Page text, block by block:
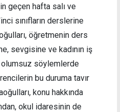
geçen hafta salı ve
sınıfların derslerine
öğretmenin ders
sevgisine ve kadının iş
olumsuz söylemlerde
bu duruma tavır
konu hakkında
okul idaresinin de